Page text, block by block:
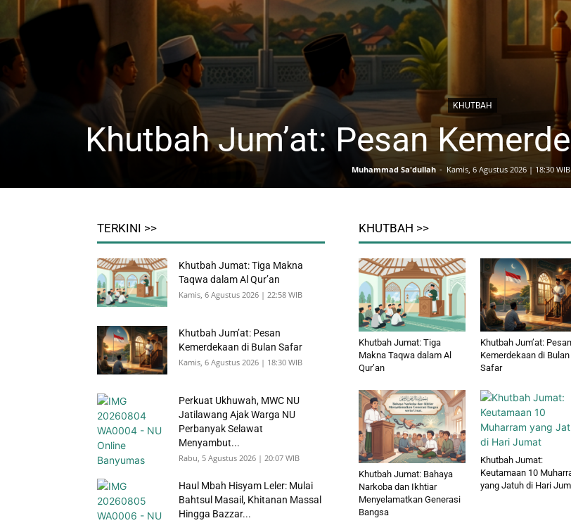
KHUTBAH
Khutbah Jum’at: Pesan
Muhammad Sa'dullah - Kamis, 6 Agustus 2026 | 18:30 WIB
TERKINI >>
Khutbah Jumat: Tiga Makna
Taqwa dalam Al Qur’an
Kamis, 6 Agustus 2026 | 22:58 WIB
Khutbah Jum’at: Pesan
Kemerdekaan di Bulan Safar
Kamis, 6 Agustus 2026 | 18:30 WIB
Perkuat Ukhuwah, MWC NU
Jatilawang Ajak Warga NU
Perbanyak Selawat
Menyambut...
Rabu, 5 Agustus 2026 | 20:07 WIB
Haul Mbah Hisyam Leler: Mulai
Bahtsul Masail, Khitanan Massal
Hingga Bazzar...
KHUTBAH >>
Khutbah Jumat: Tiga
Makna Taqwa dalam Al
Qur’an
Khutbah Jum’at: Pesan
Kemerdekaan di Bulan
Safar
Khutbah Jumat: Bahaya
Narkoba dan Ikhtiar
Menyelamatkan Generasi
Bangsa
Khutbah Jumat:
Keutamaan 10
yang Jatuh di Hari